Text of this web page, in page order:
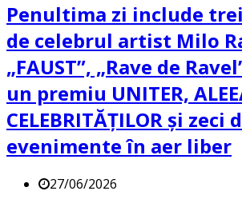
Penultima zi include
de celebrul artist Milo
„FAUST”, „Rave de
un premiu UNITER,
CELEBRITĂȚILOR și zeci
evenimente în aer liber
27/06/2026